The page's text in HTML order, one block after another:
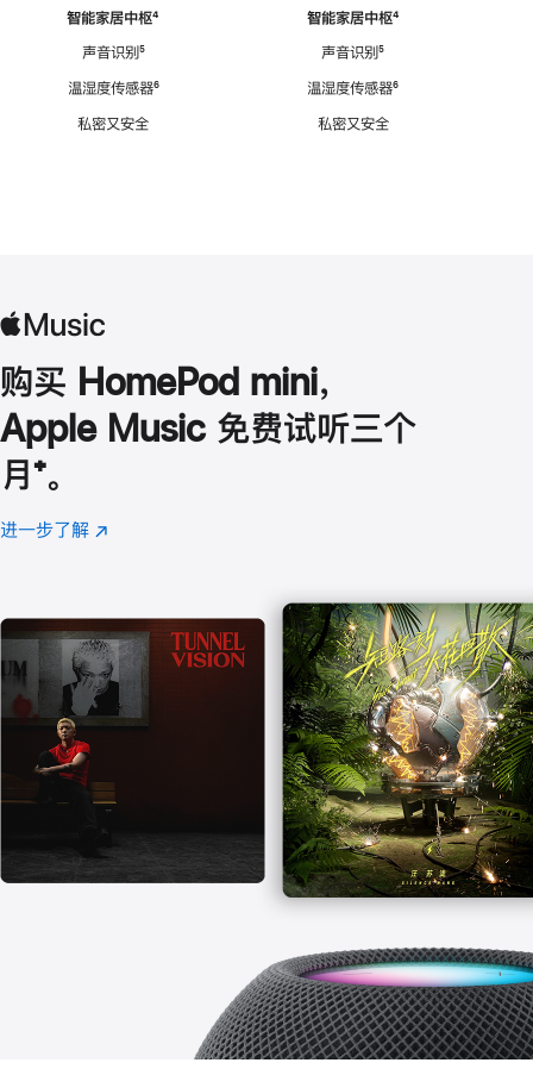
智能家居中枢脚
⁴
声音识别脚
⁵
温湿度传感器脚
⁶
私密又安全
智能家居中枢脚
⁴
声音识别脚
⁵
温湿度传感器脚
⁶
私密又安全
购买 HomePod mini，
Apple Music 免费试听三个
月 脚
注
⁺。
进一步了解 Apple
(在
口
中
打
开)